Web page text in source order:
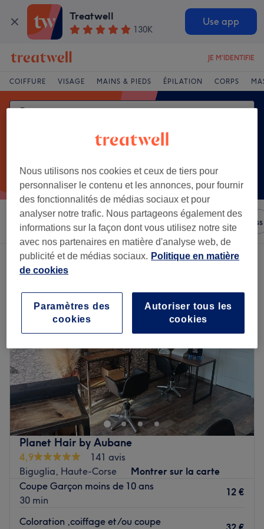
Treatwell
130K
Use app
JE M'IDENTIFIE
COIFFURE VISAGE MAINS & PIEDS ÉPILATION CORPS
Trier par N'importe quel prix Salons Offres Express
Un établissement offrant:coiffure à Haute-Corse
Planet Hair by Aubane
4,9
141 avis
Biguglia, Haute-Corse
Montrer sur la carte
Coupe Garçon moins de 10 ans
30 min
12 €
Coloration ,coiffage et/ou coupe
Nous utilisons nos cookies et ceux de tiers pour
personnaliser le contenu et les annonces, pour fournir
des fonctionnalités de médias sociaux et pour
analyser notre trafic. Nous partageons également des
informations sur la façon dont vous utilisez notre site
avec nos partenaires en matière d'analyse web, de
publicité et de médias sociaux. Politique en matière
de cookies
Autoriser tous les
cookies
Paramètres des
cookies